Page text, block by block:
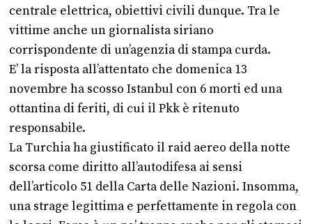
centrale elettrica, obiettivi civili dunque. Tra le
vittime anche un giornalista siriano
corrispondente di un’agenzia di stampa curda.
E’ la risposta all’attentato che domenica 13
novembre ha scosso Istanbul con 6 morti ed una
ottantina di feriti, di cui il Pkk è ritenuto
responsabile.
La Turchia ha giustificato il raid aereo della notte
scorsa come diritto all’autodifesa ai sensi
dell’articolo 51 della Carta delle Nazioni. Insomma,
una strage legittima e perfettamente in regola con